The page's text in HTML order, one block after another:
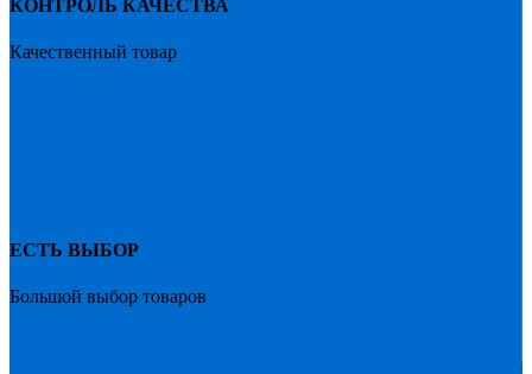
КОНТРОЛЬ КАЧЕСТВА
Качественный товар
ЕСТЬ ВЫБОР
Большой выбор товаров